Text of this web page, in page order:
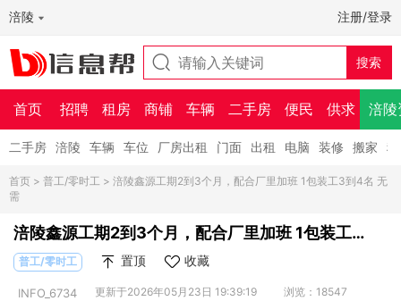
涪陵 注册/登录
首页 招聘 租房 商铺 车辆 二手房 便民 供求 涪陵
二手房 涪陵 车辆 车位 厂房出租 门面 出租 电脑 装修 搬家
首页 > 普工/零时工 > 涪陵鑫源工期2到3个月，配合厂里加班 1包装工3到4名 无
需
涪陵鑫源工期2到3个月，配合厂里加班 1包装工3
到4名 无需
普工/零时工 置顶 收藏
INFO_6734 更新于2026年05月23日 19:39:19 浏览：18547